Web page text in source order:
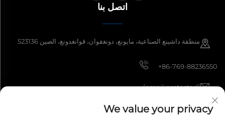
اتصل بنا
منطقة داشينغ الصناعية، مايونغ، دونغقوان، قوانغدونغ، الصين 523136
+86-769-88236550
[email protected]
We value your privacy